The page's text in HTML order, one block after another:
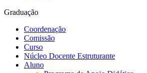
Graduação
Coordenação
Comissão
Curso
Núcleo Docente Estruturante
Aluno